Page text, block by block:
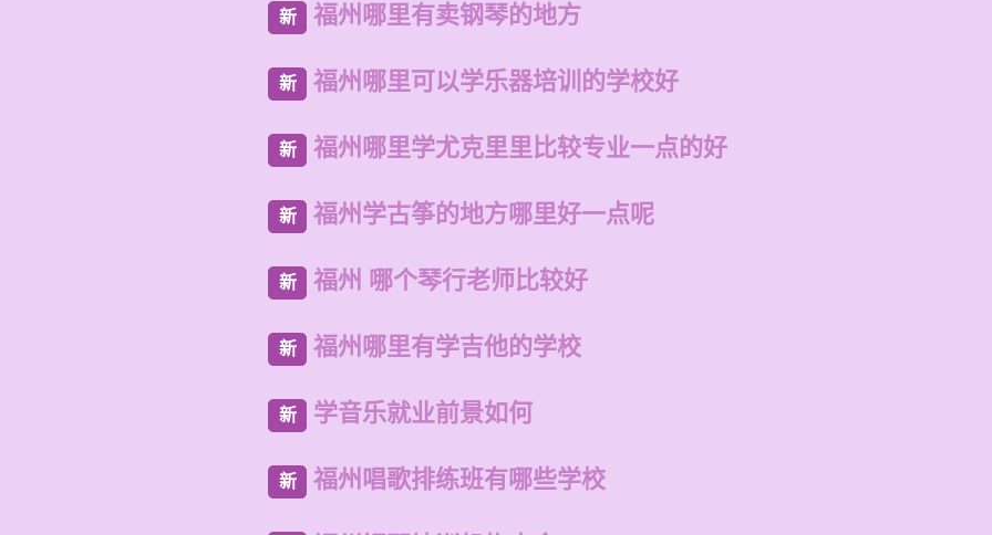
新 福州哪里有卖钢琴的地方
新 福州哪里可以学乐器培训的学校好
新 福州哪里学尤克里里比较专业一点的好
新 福州学古筝的地方哪里好一点呢
新 福州 哪个琴行老师比较好
新 福州哪里有学吉他的学校
新 学音乐就业前景如何
新 福州唱歌排练班有哪些学校